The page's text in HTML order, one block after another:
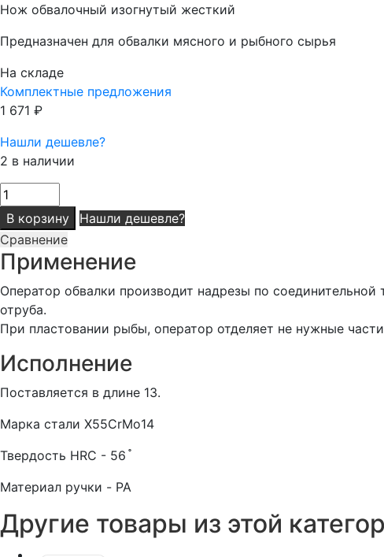
Нож обвалочный изогнутый жесткий
Предназначен для обвалки мясного и рыбного сырья
На складе
Комплектные предложения
1 671 ₽
Нашли дешевле?
2 в наличии
Количество
товара
Нож
обвалочный
изогнутый
жесткий
MasterGrip
13
оранжевая
В корзину
Нашли дешевле?
Сравнение
Применение
Оператор обвалки производит надрезы по
отруба.
При пластовании рыбы, оператор отделяет не нужные
Исполнение
Поставляется в длине 13.
Марка стали Х55СrMo14
Твердость HRC - 56 ֯
Материал ручки - PA
Другие товары из этой